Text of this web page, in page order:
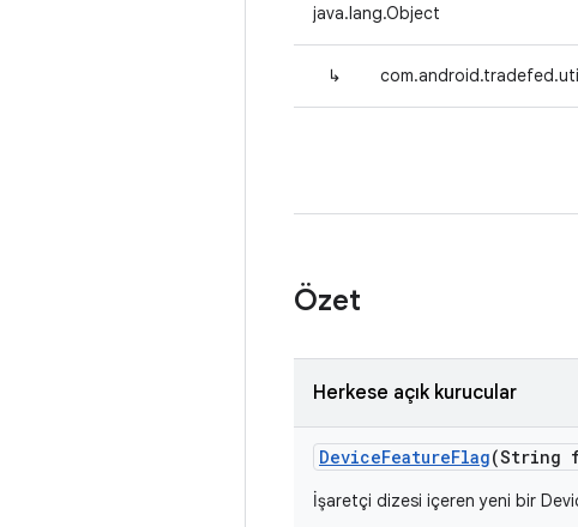
java.lang.Object
↳
Özet
Herkese açık kurucular
DeviceFeatureFlag(String
İşaretçi dizesi içeren yeni bir